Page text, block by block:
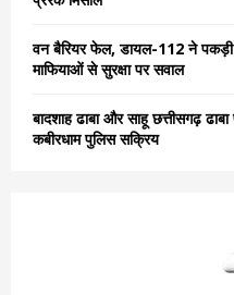
वन बैरियर फेल, डायल-112 ने
माफियाओं से सुरक्षा पर सवाल
बादशाह ढाबा और साहू छत्तीसगढ़
कबीरधाम पुलिस सक्रिय